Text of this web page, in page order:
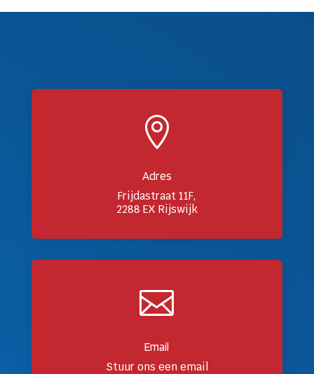

Adres
Frijdastraat 11F,
2288 EX Rijswijk

Email
Stuur ons een email